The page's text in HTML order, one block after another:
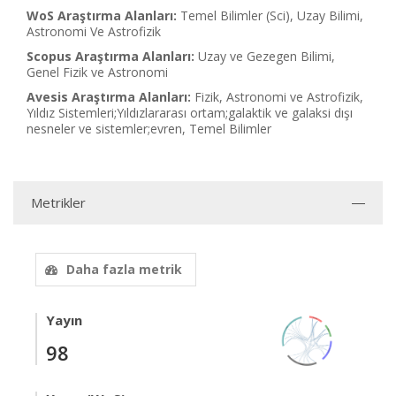
WoS Araştırma Alanları: Temel Bilimler (Sci), Uzay Bilimi,
Astronomi Ve Astrofizik
Scopus Araştırma Alanları: Uzay ve Gezegen Bilimi,
Genel Fizik ve Astronomi
Avesis Araştırma Alanları: Fizik, Astronomi ve Astrofizik,
Yıldız Sistemleri;Yıldızlararası ortam;galaktik ve galaksi dışı
nesneler ve sistemler;evren, Temel Bilimler
Metrikler
Daha fazla metrik
Yayın
98